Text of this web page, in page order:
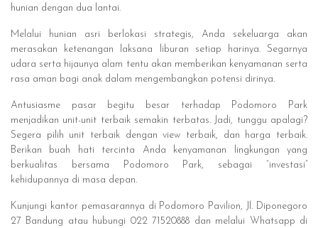
hunian dengan dua lantai.
Melalui hunian asri berlokasi strategis, Anda sekeluarga akan
merasakan ketenangan laksana liburan setiap harinya. Segarnya
udara serta hijaunya alam tentu akan memberikan kenyamanan serta
rasa aman bagi anak dalam mengembangkan potensi dirinya.
Antusiasme pasar begitu besar terhadap Podomoro Park
menjadikan unit-unit terbaik semakin terbatas. Jadi, tunggu apalagi?
Segera pilih unit terbaik dengan view terbaik, dan harga terbaik.
Berikan buah hati tercinta Anda kenyamanan lingkungan yang
berkualitas bersama Podomoro Park, sebagai “investasi”
kehidupannya di masa depan.
Kunjungi kantor pemasarannya di Podomoro Pavilion, Jl. Diponegoro
27 Bandung atau hubungi 022 71520888 dan melalui Whatsapp di